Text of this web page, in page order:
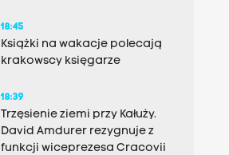
18:45
Książki na wakacje polecają
krakowscy księgarze
18:39
Trzęsienie ziemi przy Kałuży.
David Amdurer rezygnuje z
funkcji wiceprezesa Cracovii